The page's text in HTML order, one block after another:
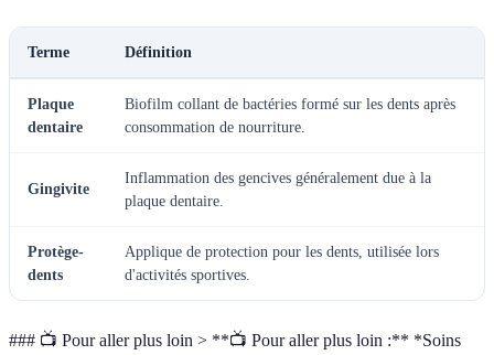
Terme Définition
Plaque
dentaire
Biofilm collant de bactéries formé sur les dents après
consommation de nourriture.
Gingivite
Inflammation des gencives généralement due à la
plaque dentaire.
Protège-
dents
Applique de protection pour les dents, utilisée lors
d'activités sportives.
### 📺 Pour aller plus loin > **📺 Pour aller plus loin :** *Soins